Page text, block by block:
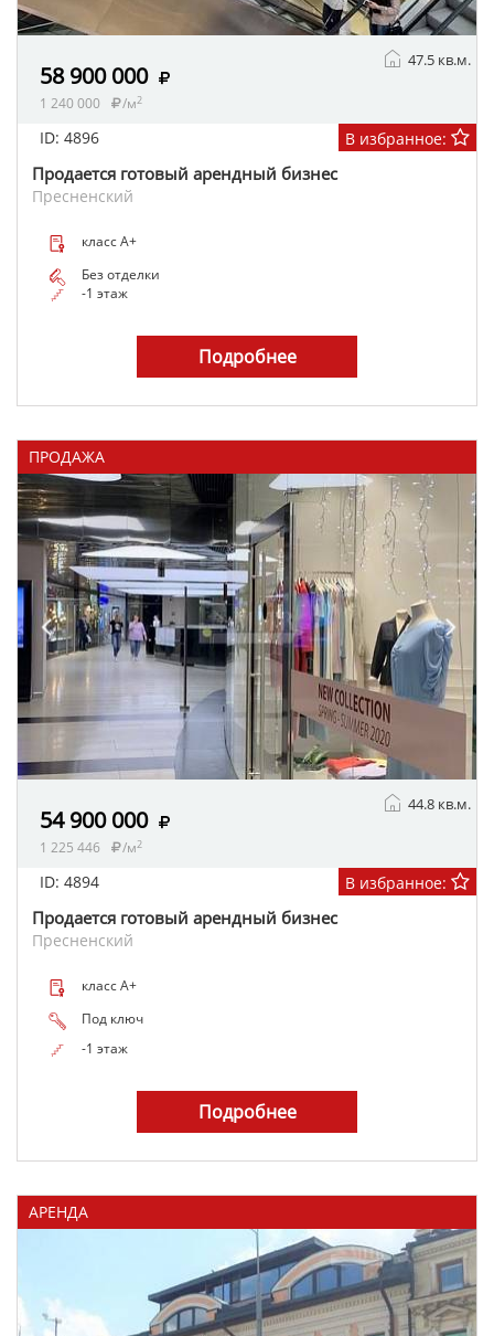
58 900 000
1 240 000 /м2
47.5 кв.м.
Продается готовый арендный бизнес
Пресненский
ID: 4896 В избранное:
класс A+
Без отделки
-1 этаж
Подробнее
ПРОДАЖА
54 900 000
1 225 446 /м2
44.8 кв.м.
Продается готовый арендный бизнес
Пресненский
ID: 4894 В избранное:
класс A+
Под ключ
-1 этаж
Подробнее
АРЕНДА